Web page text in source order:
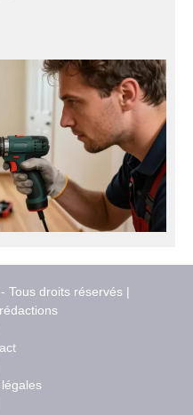
Tous droits réservés |